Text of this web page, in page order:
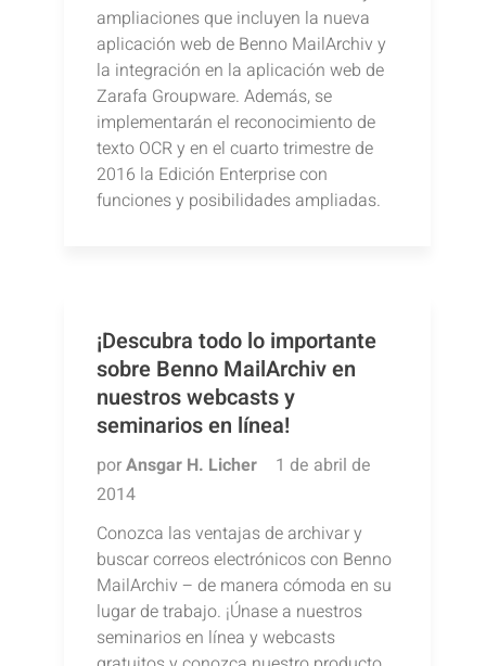
ampliaciones que incluyen la nueva
aplicación web de Benno MailArchiv y
la integración en la aplicación web de
Zarafa Groupware. Además, se
implementarán el reconocimiento de
texto OCR y en el cuarto trimestre de
2016 la Edición Enterprise con
funciones y posibilidades ampliadas.
¡Descubra todo lo importante
sobre Benno MailArchiv en
nuestros webcasts y
seminarios en línea!
porAnsgar H. Licher
1 de abril de
2014
Conozca las ventajas de archivar y
buscar correos electrónicos con Benno
MailArchiv – de manera cómoda en su
lugar de trabajo. ¡Únase a nuestros
seminarios en línea y webcasts